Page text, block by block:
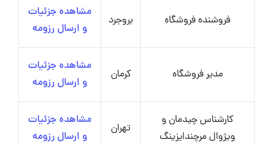
فروشنده فروشگاه بروجرد
مشاهده جزئیات
و ارسال رزومه
مدیر فروشگاه کرمان
مشاهده جزئیات
و ارسال رزومه
کارشناس چیدمان و
ویژوال مرچندایزینگ
تهران
مشاهده جزئیات
و ارسال رزومه